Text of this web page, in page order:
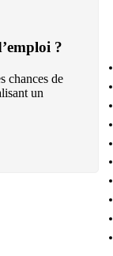
?
chances de
un